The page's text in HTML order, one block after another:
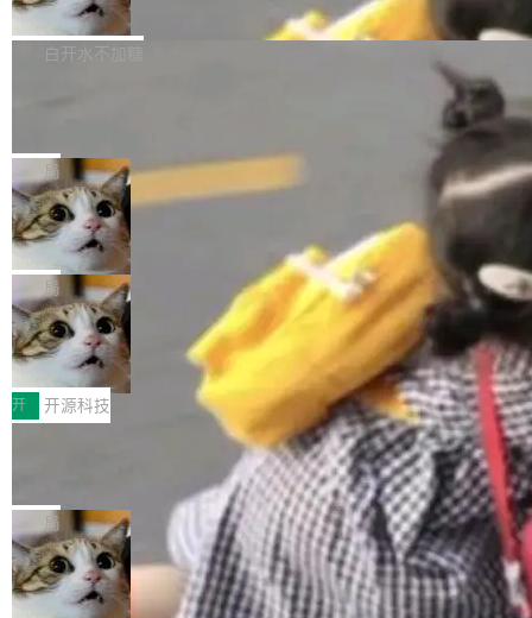
联 加...
经过人工复核，准确度令人满意。这一方法也为
社区爱好者提供了高效跟踪新版本的思路。
他宣布了一个新消息：从 2026 年 8 月 1 日起，
他可以全职维护 libexpat 了，最长 6 个月。发
库之一。你的操作系统、浏览器、无数的基础设
施软件，很可能都在用它。而过去十年，维护它
的人一直在用业余...
Firefox 153.0.3 现已发布，具体更新内容如
下： New Smart Window 包含多项增强功能：
gi?id=2019042">Bug&nbsp;2019042</a>）</l
i> <li>现在，助手可以直接使用 Exa 的网络搜索
结果回答问题，而无需将问题转交给搜索引擎。
（<a href="https://bugzilla.mozilla.org/show_
bug.cgi?id=204...
白开水不加糖
的 npm 包。项目的核心论点是：容器不适合 Ag
ent 计算。真正适合的，是 Isolate。 Cloudflare
工程师在这件事上没什么可谦虚的——他们用 W
orkers 跑了十年 Isolate。用 CEO Matthew Pri
nce 的话说：「我们一生都在用 Isolate 运行代
码，而 AI Agent 不需要容器，它们需要的是 Iso
late。」 容器为什么不合适 容器的问题在于启动
和销毁都太重了。一个 Agent 要执行的任务可能
只需要几毫秒的 CPU 时间，但容器从冷启动到
就绪要花数秒。如果未来有十...
局
OpenAI 公开邮件和聊天记录回应苹果
诉讼，称“Apple is getting this wron
g”
上个月，苹果一纸诉状把 OpenAI 告上法庭，指
控其挖角苹果前员工并窃取商业秘密。苹果的诉
状把 OpenAI 描述成一个系统性地从前东家挖
人、套取机密信息的对手。 OpenAI 没发律师
函，也没选择庭外沉默。它在官网贴了一篇博
文，标题只有六个字：Apple is getting this wro
ng。 然后，它把邮件往来和 iMessage 聊天记
录全贴了出来。 他发错人了 苹果外部律师 Gabr
iel Gross 来自 Weil 律所，2 月 23 日下午 5:53
给 OpenAI 总法律顾问 Che Chang 发了封邮
件，附了一封长信，要求 OpenAI 配合调查前苹
果员工带走机密信...
局
HUAWEI MatePad Edge上架WorkBu
ddy鸿蒙PC版，说话就能干活的AI办公
搭子
全能AI工作台WorkBuddy鸿蒙PC版上架HUAWE
I MatePad Edge应用市场，直接下载即可使
用，与鸿蒙电脑上的体验一致。值得一提的是，
这是目前市面上唯一支持平板接入WorkBuddy P
C版的产品，搭载“人机双写”重磅功能——你写
你的，AI写AI的，同屏协作互不干扰。一句话让
AI帮你干活，现在开启全新体验！ 温馨提示：
体验WorkBuddy鸿蒙PC版前，请将 HUAWEI M
atePad Edge 升级至 HarmonyOS 6.1.0.135S
开 开源科技
FFmpeg 9.0 发布：代号“Lei”，以此纪
全球知名开源多媒体框架 FFmpeg 今天正式发
布了 9.0 版本。这个版本除了带来新一代音视频
处理能力和硬件加速支持之外，还有一个特殊之
处：FFmpeg 9.0 的代号是“Lei”。 这个名字，
来自中国开发者雷霄骅（Lei Xiaohua）。 对于
局
亚马逊成本失控：AI 写代码烧掉 1215
万元，超预算 860%
外媒近日曝光了亚马逊的多份内部报告显示，AI